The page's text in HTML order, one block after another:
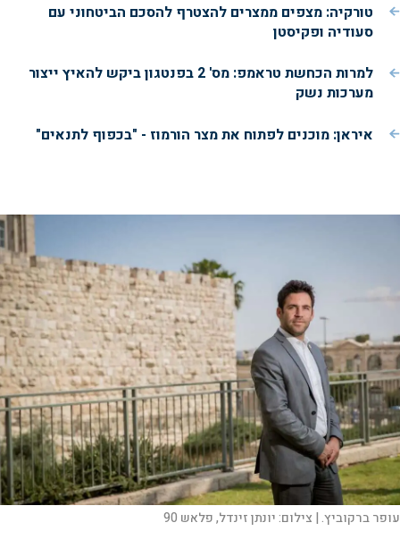
טורקיה: מצפים ממצרים להצטרף להסכם הביטחוני עם
סעודיה ופקיסטן
למרות הכחשת טראמפ: מס' 2 בפנטגון ביקש להאיץ ייצור
מערכות נשק
איראן: מוכנים לפתוח את מצר הורמוז - "בכפוף לתנאים"
עופר ברקוביץ. | צילום:יונתן זינדל, פלאש 90